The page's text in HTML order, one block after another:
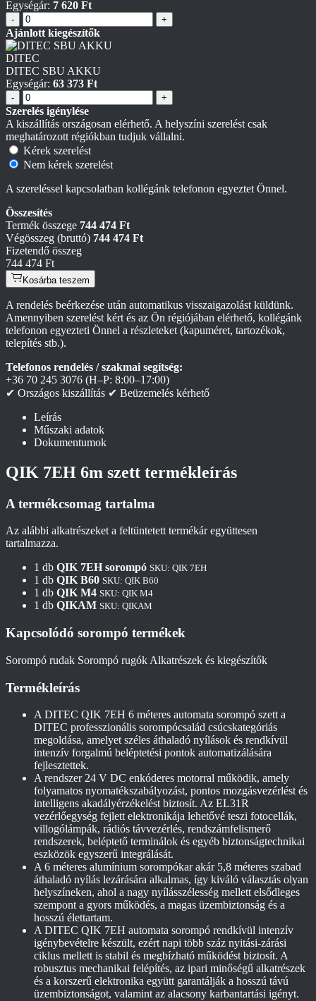
Egységár: 7 620 Ft
- +
Ajánlott kiegészítők
DITEC
DITEC SBU AKKU
Egységár: 63 373 Ft
- +
Szerelés igénylése
A kiszállítás országosan elérhető. A helyszíni szerelést csak
meghatározott régiókban tudjuk vállalni.
Kérek szerelést
Nem kérek szerelést
A szereléssel kapcsolatban kollégánk telefonon egyeztet Önnel.
Összesítés
Termék összege 744 474 Ft
Végösszeg (bruttó) 744 474 Ft
Fizetendő összeg
744 474 Ft
Kosárba teszem
A rendelés beérkezése után automatikus visszaigazolást küldünk.
Amennyiben szerelést kért és az Ön régiójában elérhető, kollégánk
telefonon egyezteti Önnel a részleteket (kapuméret, tartozékok,
telepítés stb.).
Telefonos rendelés / szakmai segítség:
+36 70 245 3076 (H–P: 8:00–17:00)
✔ Országos kiszállítás ✔ Beüzemelés kérhető
Leírás
Műszaki adatok
Dokumentumok
QIK 7EH 6m szett termékleírás
A termékcsomag tartalma
Az alábbi alkatrészeket a feltüntetett termékár együttesen
tartalmazza.
1 db QIK 7EH sorompó SKU: QIK 7EH
1 db QIK B60 SKU: QIK B60
1 db QIK M4 SKU: QIK M4
1 db QIKAM SKU: QIKAM
Kapcsolódó sorompó termékek
Sorompó rudak Sorompó rugók Alkatrészek és kiegészítők
Termékleírás
A DITEC QIK 7EH 6 méteres automata sorompó szett a
DITEC professzionális sorompócsalád csúcskategóriás
megoldása, amelyet széles áthaladó nyílások és rendkívül
intenzív forgalmú beléptetési pontok automatizálására
fejlesztettek.
A rendszer 24 V DC enkóderes motorral működik, amely
folyamatos nyomatékszabályozást, pontos mozgásvezérlést és
intelligens akadályérzékelést biztosít. Az EL31R
vezérlőegység fejlett elektronikája lehetővé teszi fotocellák,
villogólámpák, rádiós távvezérlés, rendszámfelismerő
rendszerek, beléptető terminálok és egyéb biztonságtechnikai
eszközök egyszerű integrálását.
A 6 méteres alumínium sorompókar akár 5,8 méteres szabad
áthaladó nyílás lezárására alkalmas, így kiváló választás olyan
helyszíneken, ahol a nagy nyílásszélesség mellett elsődleges
szempont a gyors működés, a magas üzembiztonság és a
hosszú élettartam.
A DITEC QIK 7EH automata sorompó rendkívül intenzív
igénybevételre készült, ezért napi több száz nyitási-zárási
ciklus mellett is stabil és megbízható működést biztosít. A
robusztus mechanikai felépítés, az ipari minőségű alkatrészek
és a korszerű elektronika együtt garantálják a hosszú távú
üzembiztonságot, valamint az alacsony karbantartási igényt.